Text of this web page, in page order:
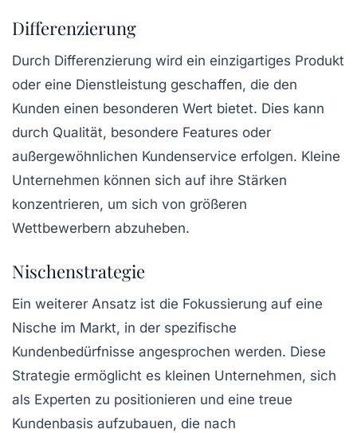
Differenzierung
Durch Differenzierung wird ein einzigartiges Produkt
oder eine Dienstleistung geschaffen, die den
Kunden einen besonderen Wert bietet. Dies kann
durch Qualität, besondere Features oder
außergewöhnlichen Kundenservice erfolgen. Kleine
Unternehmen können sich auf ihre Stärken
konzentrieren, um sich von größeren
Wettbewerbern abzuheben.
Nischenstrategie
Ein weiterer Ansatz ist die Fokussierung auf eine
Nische im Markt, in der spezifische
Kundenbedürfnisse angesprochen werden. Diese
Strategie ermöglicht es kleinen Unternehmen, sich
als Experten zu positionieren und eine treue
Kundenbasis aufzubauen, die nach